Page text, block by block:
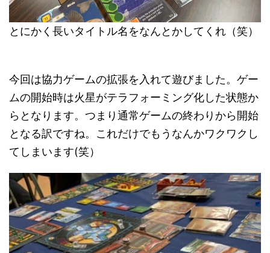
とにかく長いタイトル名をなんとかしてくれ（笑）
今回は協力ゲームの拡張を入れて遊びました。ゲー
ムの開始時は火星がテラフォーミング化した状態か
らとなります。つまり通常ゲームの終わりから開始
となる訳ですね。これだけでもうなんかワクワクし
てしまいます(笑）